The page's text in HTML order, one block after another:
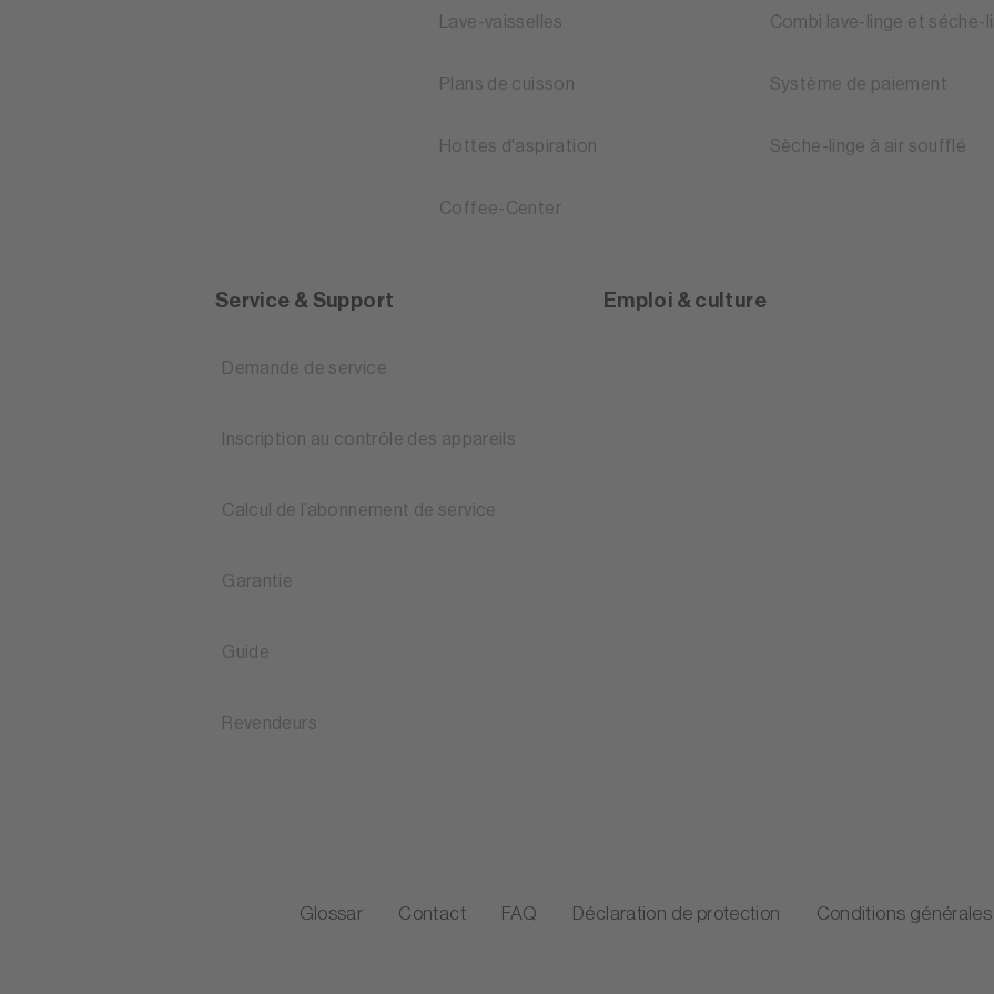
Lave-vaisselles
Plans de cuisson
Hottes d'aspiration
Coffee-Center
Combi lave-linge et séche-
Système de paiement
Sèche-linge à air soufflé
Service & Support
Demande de service
Inscription au contrôle des appareils
Calcul de l’abonnement de service
Garantie
Guide
Revendeurs
Emploi & culture
Glossar Contact FAQ Déclaration de protection Conditions